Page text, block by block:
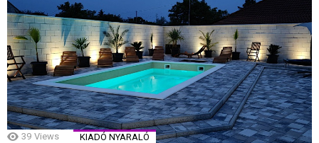
39 Views KIADÓ NYARALÓ